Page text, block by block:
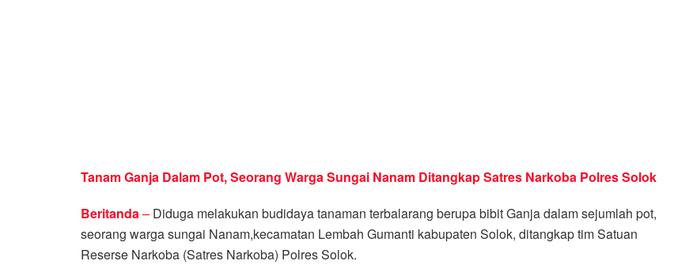
Tanam Ganja Dalam Pot, Seorang Warga Sungai Nanam Ditangkap Satres Narkoba Polres Solok
Beritanda– Diduga melakukan budidaya tanaman terbalarang berupa bibit Ganja dalam sejumlah pot,
seorang warga sungai Nanam,kecamatan Lembah Gumanti kabupaten Solok, ditangkap tim Satuan
Reserse Narkoba (Satres Narkoba) Polres Solok.